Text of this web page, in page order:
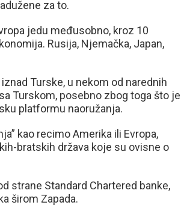
za to.
jedu međusobno, kroz 10
Rusija, Njemačka, Japan,
Turske, u nekom od narednih
Turskom, posebno zbog toga što je
platformu naoružanja.
kao recimo Amerika ili Evropa,
bratskih država koje su ovisne o
strane Standard Chartered banke,
širom Zapada.